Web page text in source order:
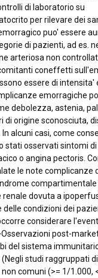
di laboratorio su
per rilevare dei
puo' essere
di pazienti, ad es.
arteriosa non
coneffetti
essere di intensita'
emorragiche
debolezza, astenia,
di origine sconosciuta,
alcuni casi, come
stati osservati sintomi
o angina pectoris.
le note complicanze
compartimentale
dovuta a
delle condizioni dei
considerare
post-
del sistema
studi raggruppati
comuni (>= 1/1.000,